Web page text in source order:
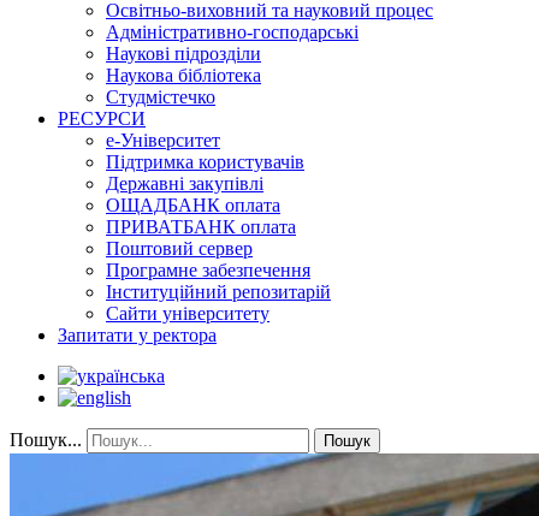
Освітньо-виховний та науковий процес
Адміністративно-господарські
Наукові підрозділи
Наукова бібліотека
Студмістечко
РЕСУРСИ
е-Університет
Підтримка користувачів
Державні закупівлі
ОЩАДБАНК оплата
ПРИВАТБАНК оплата
Поштовий сервер
Програмне забезпечення
Інституційний репозитарій
Сайти університету
Запитати у ректора
Пошук... Пошук